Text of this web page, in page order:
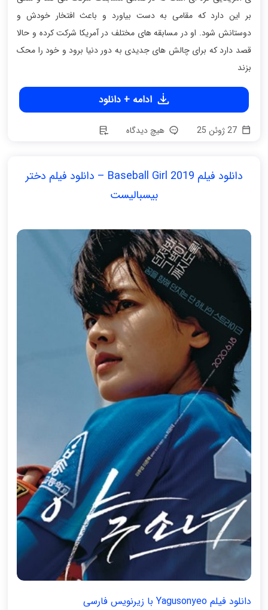
بر این دارد که مقامی به دست بیاورد و باعث افتخار خودش و
دوستانش شود. او در مسابقه های مختلف در آمریکا شرکت کرده و حالا
قصد دارد که برای چالش های جدیدی به دور دنیا برود و خود را محک
بزند
ادامه + دانلود
27 ژوئن 25 هیچ دیدگاه
دانلود فیلم Baseball Girl 2019 – دانلود فیلم دختر
بیسبالیست
دانلود فیلم Yagusonyeo با زیرنویس فارسی